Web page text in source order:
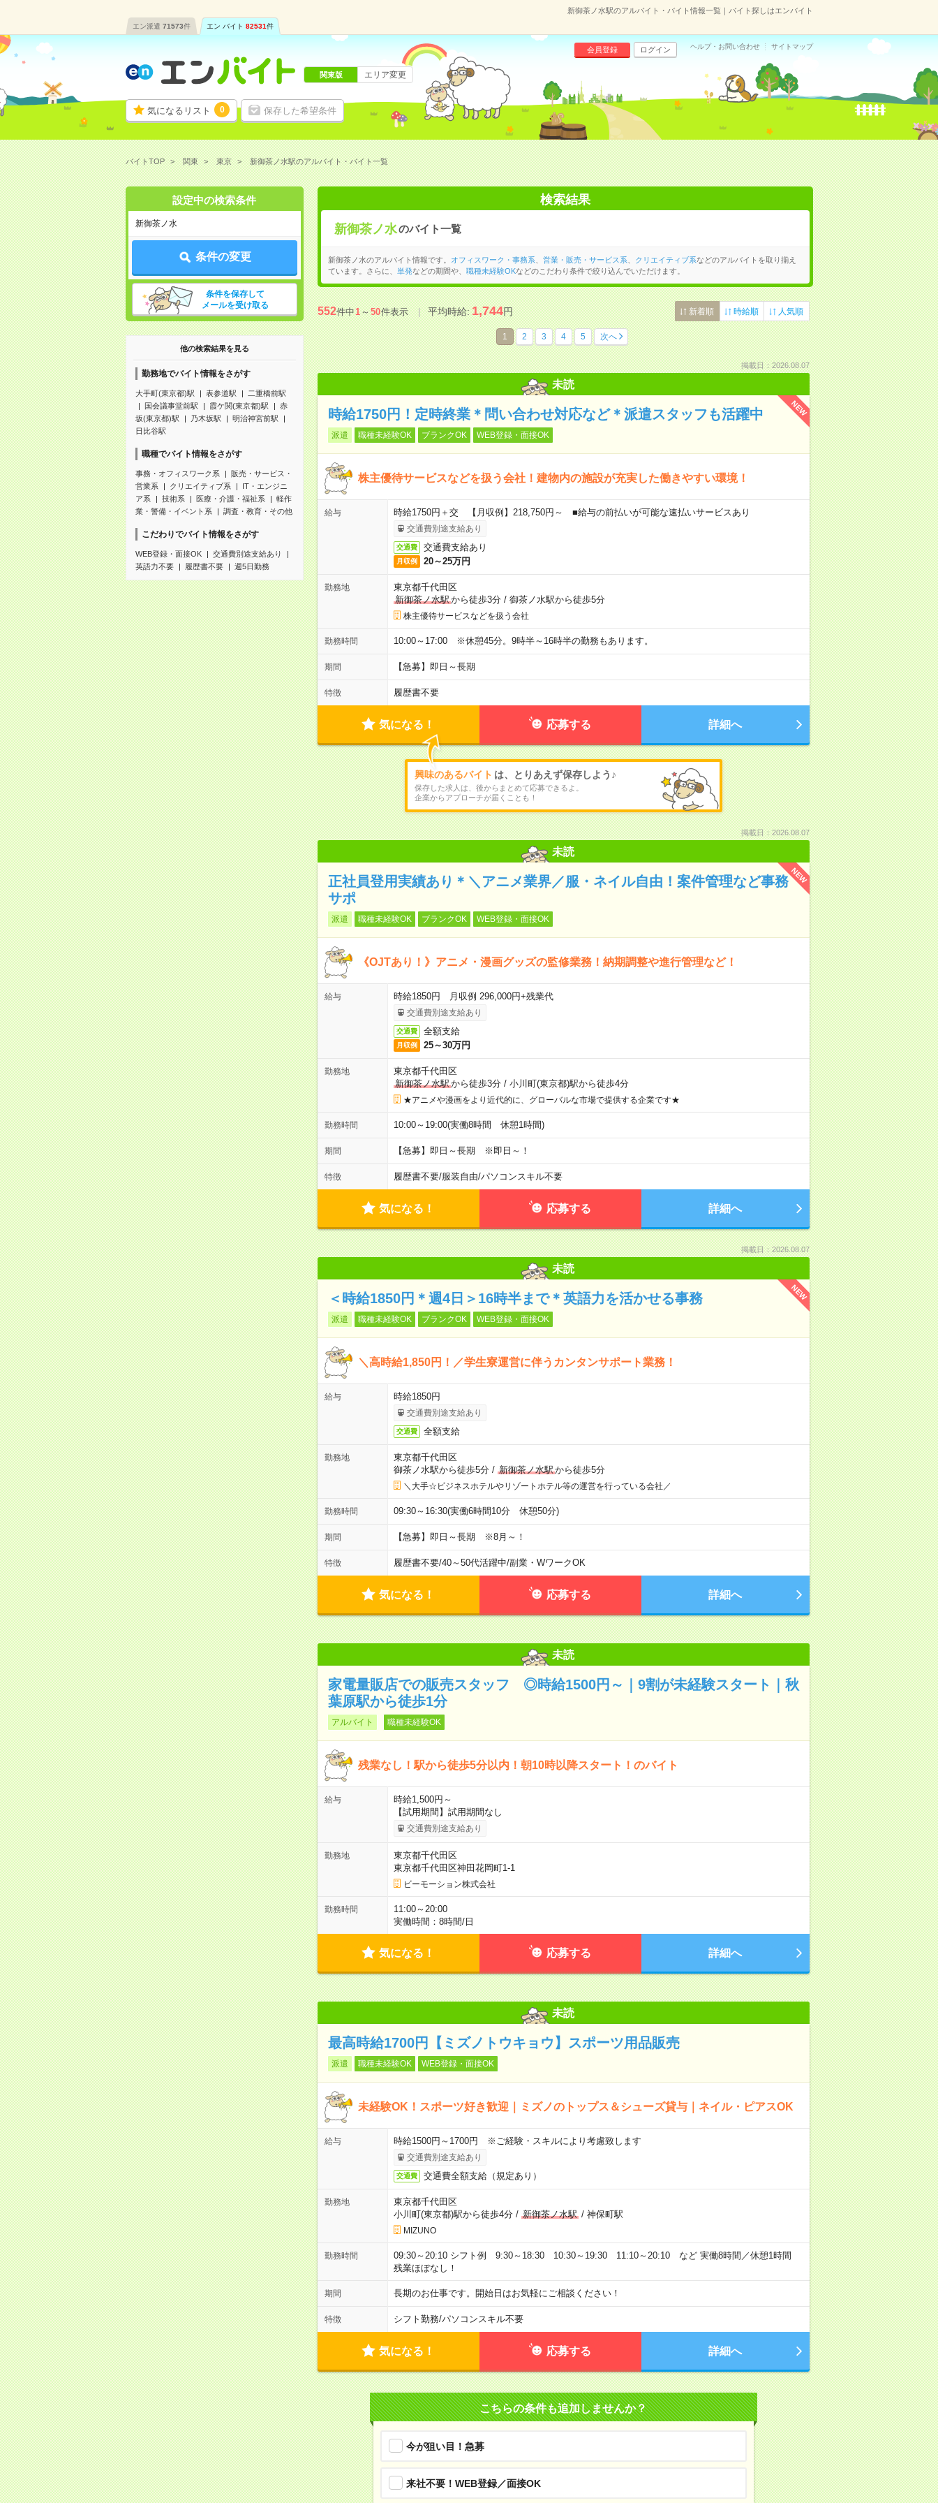
新御茶ノ水駅のアルバイト・バイト情報一覧｜バイト探しはエンバイト
エン派遣 71573件 エン バイト 82531件
気になるリスト 0 保存した希望条件
会員登録 ログイン ヘルプ・お問い合わせ サイトマップ
関東版 エリア変更
バイトTOP 関東 東京 新御茶ノ水駅のアルバイト・バイト一覧
設定中の検索条件
新御茶ノ水
条件の変更
条件を保存して
メールを受け取る
他の検索結果を見る
勤務地でバイト情報をさがす
大手町(東京都)駅 表参道駅
二重橋前駅
国会議事堂前駅
霞ケ関(東京都)駅
赤
坂(東京都)駅
乃木坂駅
明治神宮前駅
日比谷駅
職種でバイト情報をさがす
事務・オフィスワーク系
販売・サービス・
営業系
クリエイティブ系
IT・エンジニ
ア系
技術系 医療・介護・福祉系
軽作
業・警備・イベント系
調査・教育・その他
こだわりでバイト情報をさがす
WEB登録・面接OK
交通費別途支給あり
英語力不要
履歴書不要 週5日勤務
検索結果
新御茶ノ水のバイト一覧
新御茶ノ水のアルバイト情報です。 オフィスワーク・事務系 営業・販売・サービス系 クリエイティブ系などのアルバイトを取り揃え
ています。さらに、
単発などの期間や、 職種未経験OKなどのこだわり条件で絞り込んでいただけます。
552件中1～50件表示 平均時給:1,744円 新着順 時給順 人気順
1 2 3 4 5 次へ
掲載日：2026.08.07
未読
NEW
時給1750円！定時終業＊問い合わせ対応など＊派遣スタッフも活躍中
派遣 職種未経験OK ブランクOK WEB登録・面接OK
株主優待サービスなどを扱う会社！建物内の施設が充実した働きやすい環境！
給与 時給1750円＋交 【月収例】218,750円～ ■給与の前払いが可能な速払いサービスあり
交通費別途支給あり
交通費 交通費支給あり
月収例 20～25万円
勤務地
東京都千代田区
新御茶ノ水駅から徒歩3分/ 御茶ノ水駅から徒歩5分
株主優待サービスなどを扱う会社
勤務時間 10:00～17:00 ※休憩45分。9時半～16時半の勤務もあります。
期間 【急募】即日～長期
特徴 履歴書不要
気になる！ 応募する 詳細へ
興味のあるバイト は、とりあえず保存しよう♪
保存した求人は、後からまとめて応募できるよ。
企業からアプローチが届くことも！
掲載日：2026.08.07
未読
NEW
正社員登用実績あり＊＼アニメ業界／服・ネイル自由！案件管理など事務
サポ
派遣 職種未経験OK ブランクOK WEB登録・面接OK
《OJTあり！》アニメ・漫画グッズの監修業務！納期調整や進行管理など！
給与 時給1850円 月収例 296,000円+残業代
交通費別途支給あり
交通費 全額支給
月収例 25～30万円
勤務地
東京都千代田区
新御茶ノ水駅から徒歩3分/ 小川町(東京都)駅から徒歩4分
★アニメや漫画をより近代的に、グローバルな市場で提供する企業です★
勤務時間 10:00～19:00(実働8時間 休憩1時間)
期間 【急募】即日～長期 ※即日～！
特徴 履歴書不要/服装自由/パソコンスキル不要
気になる！ 応募する 詳細へ
掲載日：2026.08.07
未読
NEW
＜時給1850円＊週4日＞16時半まで＊英語力を活かせる事務
派遣 職種未経験OK ブランクOK WEB登録・面接OK
＼高時給1,850円！／学生寮運営に伴うカンタンサポート業務！
給与 時給1850円
交通費別途支給あり
交通費 全額支給
勤務地
東京都千代田区
御茶ノ水駅から徒歩5分/ 新御茶ノ水駅から徒歩5分
＼大手☆ビジネスホテルやリゾートホテル等の運営を行っている会社／
勤務時間 09:30～16:30(実働6時間10分 休憩50分)
期間 【急募】即日～長期 ※8月～！
特徴 履歴書不要/40～50代活躍中/副業・WワークOK
気になる！ 応募する 詳細へ
未読
家電量販店での販売スタッフ ◎時給1500円～｜9割が未経験スタート｜秋
葉原駅から徒歩1分
アルバイト 職種未経験OK
残業なし！駅から徒歩5分以内！朝10時以降スタート！のバイト
給与
時給1,500円～
【試用期間】試用期間なし
交通費別途支給あり
勤務地
東京都千代田区
東京都千代田区神田花岡町1-1
ビーモーション株式会社
勤務時間
11:00～20:00
実働時間：8時間/日
気になる！ 応募する 詳細へ
未読
最高時給1700円【ミズノトウキョウ】スポーツ用品販売
派遣 職種未経験OK WEB登録・面接OK
未経験OK！スポーツ好き歓迎｜ミズノのトップス＆シューズ貸与｜ネイル・ピアスOK
給与 時給1500円～1700円 ※ご経験・スキルにより考慮致します
交通費別途支給あり
交通費 交通費全額支給（規定あり）
勤務地
東京都千代田区
小川町(東京都)駅から徒歩4分/ 新御茶ノ水駅/ 神保町駅
MIZUNO
勤務時間
09:30～20:10 シフト例 9:30～18:30 10:30～19:30 11:10～20:10 など 実働8時間／休憩1時間
残業ほぼなし！
期間 長期のお仕事です。開始日はお気軽にご相談ください！
特徴 シフト勤務/パソコンスキル不要
気になる！ 応募する 詳細へ
こちらの条件も追加しませんか？
今が狙い目！急募
来社不要！WEB登録／面接OK